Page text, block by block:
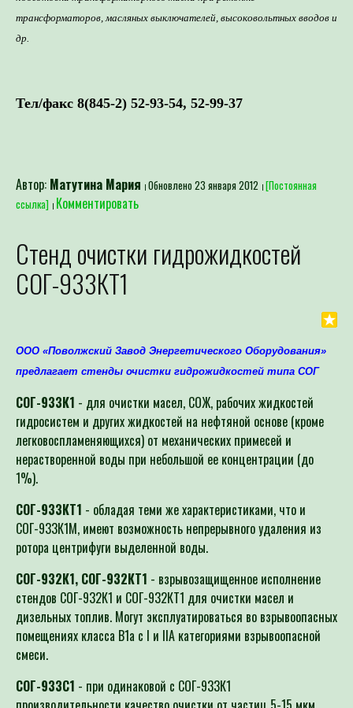
Тел/факс 8(845-2) 52-93-54, 52-99-37
Автор: Матутина Мария Обновлено 23 января 2012 [Постоянная
ссылка] Комментировать
Стенд очистки гидрожидкостей
СОГ-933КТ1
ООО «Поволжский Завод Энергетического Оборудования»
предлагает
стенды очистки гидрожидкостей типа СОГ
СОГ-933К1 - для очистки масел, СОЖ, рабочих жидкостей
гидросистем и других жидкостей на нефтяной основе (кроме
легковоспламеняющихся) от механических примесей и
нерастворенной воды при небольшой ее концентрации (до
1%).
СОГ-933КТ1 - обладая теми же характеристиками, что и
СОГ-933К1М, имеют возможность непрерывного удаления из
ротора центрифуги выделенной воды.
СОГ-932К1, СОГ-932КТ1 - взрывозащищенное исполнение
стендов СОГ-932К1 и СОГ-932КТ1 для очистки масел и
дизельных топлив. Могут эксплуатироваться во взрывоопасных
помещениях класса B1a c I и IIA категориями взрывоопасной
смеси.
СОГ-933С1 - при одинаковой с СОГ-933К1
производительности качество очистки от частиц 5-15 мкм